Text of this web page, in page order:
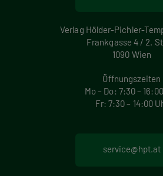
Verlag Hölder-Pichler-
Frankgasse 4 / 2.
1090 Wien
Öffnungszeiten
Mo – Do: 7:30 –
Fr: 7:30 – 14:00
service@hpt.at